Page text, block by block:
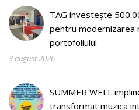
TAG investește
pentru modernizarea
portofoliului
3 august 2026
SUMMER WELL
transformat muzica